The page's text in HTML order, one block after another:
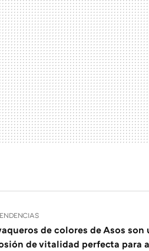
de colores de Asos son
de vitalidad perfecta para